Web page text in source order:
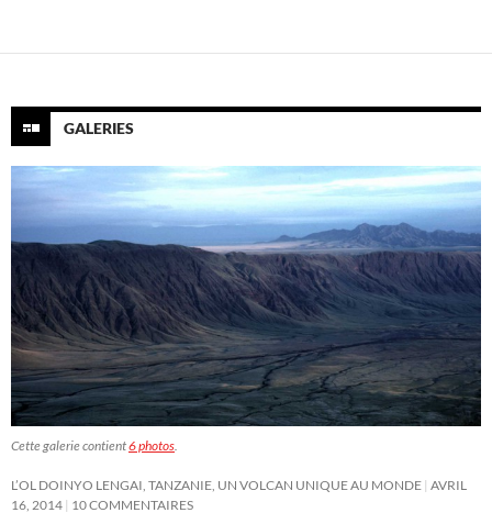
GALERIES
Cette galerie contient6 photos.
L’OL DOINYO LENGAI, TANZANIE, UN VOLCAN UNIQUE AU MONDE AVRIL
16, 2014 10 COMMENTAIRES